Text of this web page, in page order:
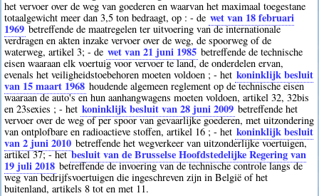
het vervoer over de weg van goederen en waarvan het maximaal toegestane
totaalgewicht meer dan 3,5 ton bedraagt, op : - de wet van 18 februari
1969 betreffende de maatregelen ter uitvoering van de internationale
verdragen en akten inzake vervoer over de weg, de spoorweg of de
waterweg, artikel 3; - de wet van 21 juni 1985 betreffende de technische
eisen waaraan elk voertuig voor vervoer te land, de onderdelen ervan,
evenals het veiligheidstoebehoren moeten voldoen ; - het koninklijk besluit
van 15 maart 1968 houdende algemeen reglement op de technische eisen
waaraan de auto's en hun aanhangwagens moeten voldoen, artikel 32, 32bis
en 23sexies ; - het koninklijk besluit van 28 juni 2009 betreffende het
vervoer over de weg of per spoor van gevaarlijke goederen, met uitzondering
van ontplofbare en radioactieve stoffen, artikel 16 ; - het koninklijk besluit
van 2 juni 2010 betreffende het wegverkeer van uitzonderlijke voertuigen,
artikel 37; - hetbesluit van de Brusselse Hoofdstedelijke Regering van
19 juli 2018 betreffende de invoering van de technische controle langs de
weg van bedrijfsvoertuigen die ingeschreven zijn in België of het
buitenland, artikels 8 tot en met 11.